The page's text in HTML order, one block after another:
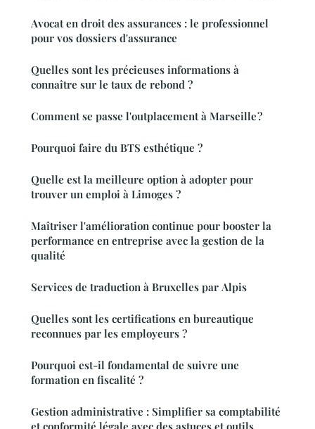
Avocat en droit des assurances : le professionnel
pour vos dossiers d'assurance
Quelles sont les précieuses informations à
connaître sur le taux de rebond ?
Comment se passe l'outplacement à Marseille ?
Pourquoi faire du BTS esthétique ?
Quelle est la meilleure option à adopter pour
trouver un emploi à Limoges ?
Maîtriser l'amélioration continue pour booster la
performance en entreprise avec la gestion de la
qualité
Services de traduction à Bruxelles par Alpis
Quelles sont les certifications en bureautique
reconnues par les employeurs ?
Pourquoi est-il fondamental de suivre une
formation en fiscalité ?
Gestion administrative : Simplifier sa comptabilité